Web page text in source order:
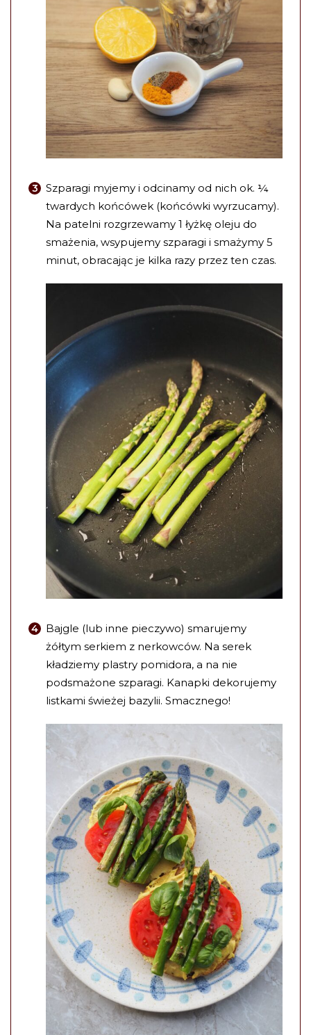
Szparagi myjemy i odcinamy od nich ok. ¼
twardych końcówek (końcówki wyrzucamy).
Na patelni rozgrzewamy 1 łyżkę oleju do
smażenia, wsypujemy szparagi i smażymy 5
minut, obracając je kilka razy przez ten czas.
Bajgle (lub inne pieczywo) smarujemy
żółtym serkiem z nerkowców. Na serek
kładziemy plastry pomidora, a na nie
podsmażone szparagi. Kanapki dekorujemy
listkami świeżej bazylii. Smacznego!